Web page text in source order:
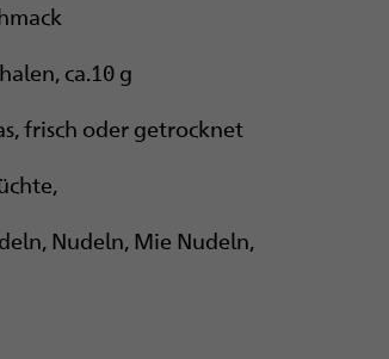
ca.10 g
frisch oder getrocknet
Nudeln, Mie Nudeln,